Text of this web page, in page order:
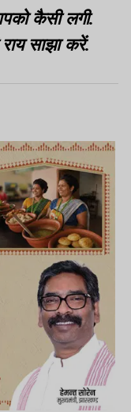
कैसी लगी.
साझा करें.